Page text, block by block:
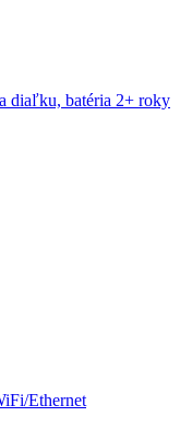
diaľku, batéria 2+ roky
Ethernet